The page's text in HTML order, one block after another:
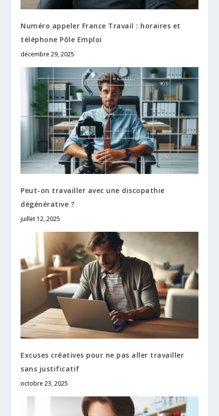
Numéro appeler France Travail : horaires et
téléphone Pôle Emploi
décembre 29, 2025
Peut-on travailler avec une discopathie
dégénérative ?
juillet 12, 2025
Excuses créatives pour ne pas aller travailler
sans justificatif
octobre 23, 2025